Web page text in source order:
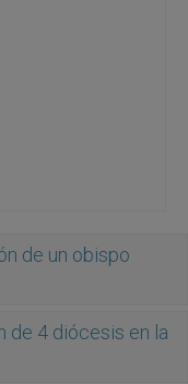
de un obispo
de 4 diócesis en la